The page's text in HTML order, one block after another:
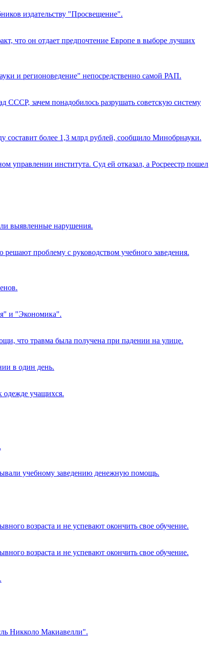
издательству "Просвещение".
что он отдает предпочтение Европе в выборе лучших
и регионоведение" непосредственно самой РАП.
зачем понадобилось разрушать советскую систему
составит более 1,3 млрд рублей, сообщило Минобрнауки.
управлении института. Суд ей отказал, а Росреестр пошел
выявленные нарушения.
проблему с руководством учебного заведения.
и "Экономика".
что травма была получена при падении на улице.
в один день.
одежде учащихся.
учебному заведению денежную помощь.
возраста и не успевают окончить свое обучение.
возраста и не успевают окончить свое обучение.
Никколо Макиавелли".